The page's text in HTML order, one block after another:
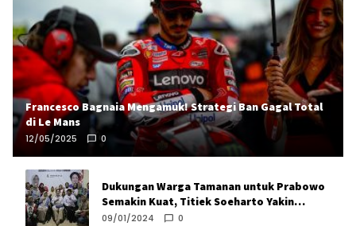
Francesco Bagnaia Mengamuk! Strategi Ban Gagal Total
di Le Mans
12/05/2025 0
Dukungan Warga Tamanan untuk Prabowo
Semakin Kuat, Titiek Soeharto Yakin
Prabowo Unggul di Bantul
09/01/2024 0